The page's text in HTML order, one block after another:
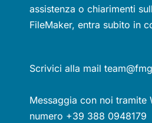
assistenza o chiarimenti
FileMaker, entra subito in
Scrivici alla mail
Messaggia con noi tramite
numero +39 388 0948179